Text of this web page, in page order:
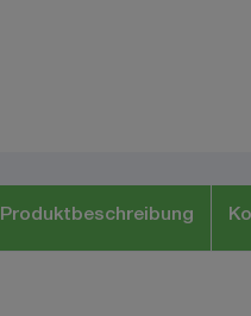
Produktbeschreibung